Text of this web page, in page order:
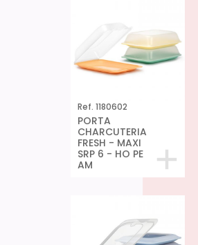
Ref. 1180602
PORTA
CHARCUTERIA
FRESH - MAXI
SRP 6 - HO PE
AM